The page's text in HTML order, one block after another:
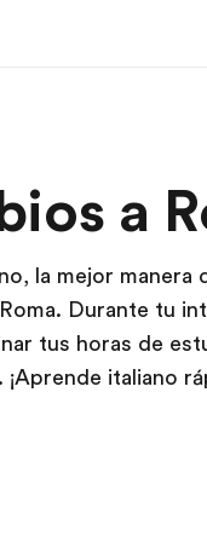
Ver todo lo
a
la mejor
Durante tu
tus horas de
italiano